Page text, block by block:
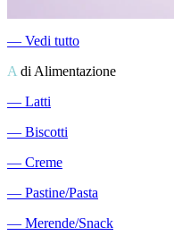
― Vedi tutto
A di Alimentazione
― Latti
― Biscotti
― Creme
― Pastine/Pasta
― Merende/Snack